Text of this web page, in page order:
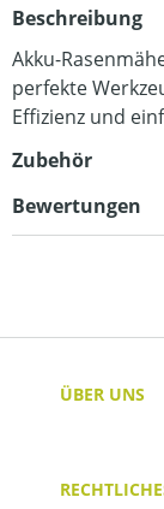
Beschreibung
Akku-
perfekte
Effizienz und
Zubehör
Bewertungen
ÜBER UNS